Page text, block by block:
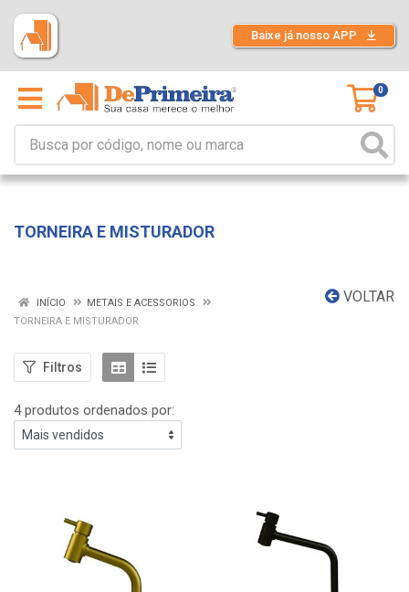
Baixe já nosso APP
0
TORNEIRA E MISTURADOR
VOLTAR
INÍCIO
METAIS E ACESSORIOS
TORNEIRA E MISTURADOR
Filtros
4 produtos ordenados por: